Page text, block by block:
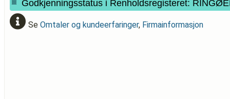
Godkjenningsstatus i Renholdsregisteret:
Se Omtaler og kundeerfaringer, Firmainformasjon